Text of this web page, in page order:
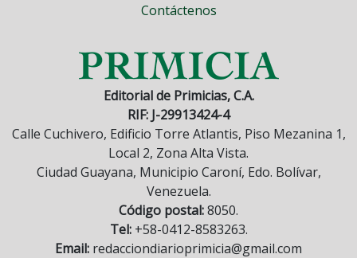
Contáctenos
Editorial de Primicias, C.A.
RIF: J-29913424-4
Calle Cuchivero, Edificio Torre Atlantis, Piso Mezanina 1,
Local 2, Zona Alta Vista.
Ciudad Guayana, Municipio Caroní, Edo. Bolívar,
Venezuela.
Código postal:8050.
Tel:+58-0412-8583263.
Email: redacciondiarioprimicia@gmail.com